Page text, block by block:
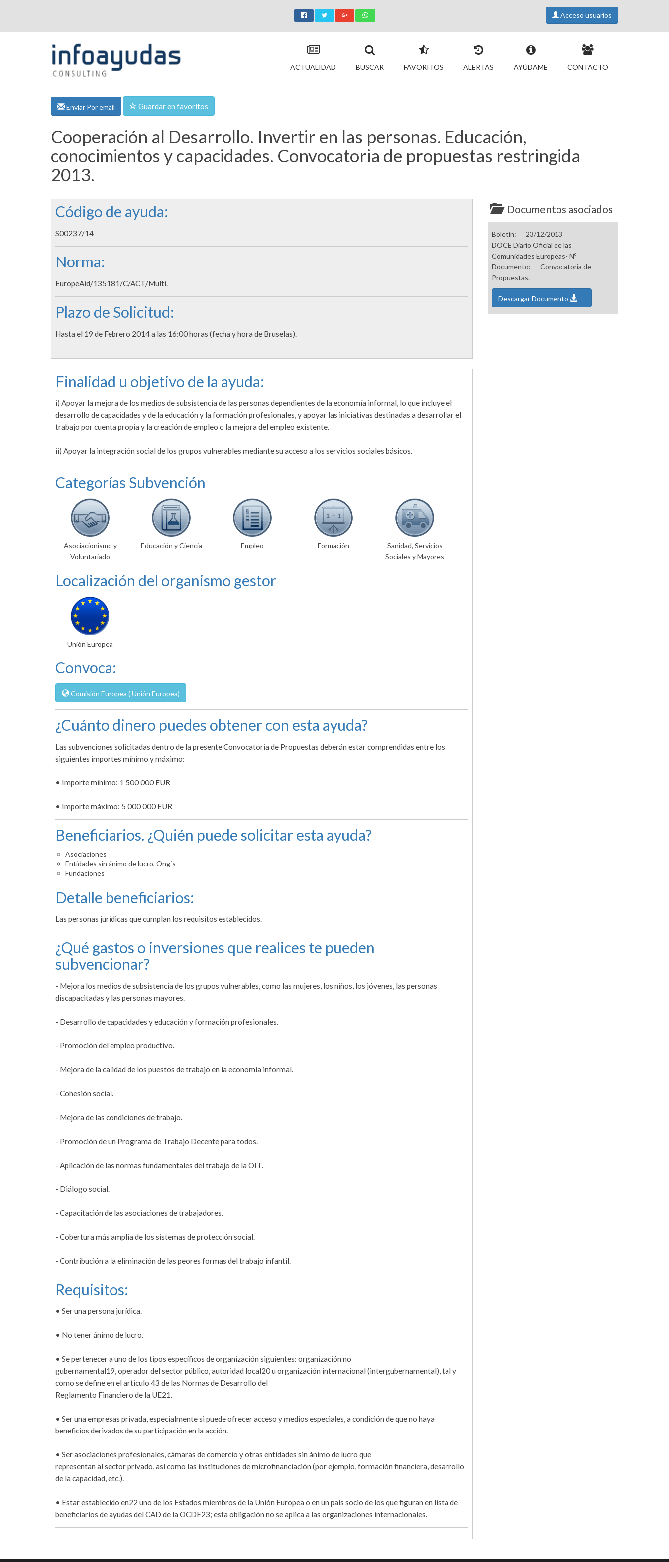
Acceso usuarios
ACTUALIDAD BUSCAR FAVORITOS ALERTAS AYÚDAME CONTACTO
Enviar Por email Guardar en favoritos
Cooperación al Desarrollo. Invertir en las personas. Educación,
conocimientos y capacidades. Convocatoria de propuestas restringida
2013.
Código de ayuda:
S00237/14
Norma:
EuropeAid/135181/C/ACT/Multi.
Plazo de Solicitud:
Hasta el 19 de Febrero 2014 a las 16:00 horas (fecha y hora de Bruselas).
Finalidad u objetivo de la ayuda:
i) Apoyar la mejora de los medios de subsistencia de las personas dependientes de la economía informal, lo que incluye el
desarrollo de capacidades y de la educación y la formación profesionales, y apoyar las iniciativas destinadas a desarrollar el
trabajo por cuenta propia y la creación de empleo o la mejora del empleo existente.
ii) Apoyar la integración social de los grupos vulnerables mediante su acceso a los servicios sociales básicos.
Categorías Subvención
Asociacionismo y
Voluntariado
Educación y Ciencia Empleo Formación
Sanidad, Servicios
Sociales y Mayores
Localización del organismo gestor
Unión Europea
Convoca:
Comisión Europea ( Unión Europea)
¿Cuánto dinero puedes obtener con esta ayuda?
Las subvenciones solicitadas dentro de la presente Convocatoria de Propuestas deberán estar comprendidas entre los
siguientes importes mínimo y máximo:
• Importe mínimo: 1 500 000 EUR
• Importe máximo: 5 000 000 EUR
Beneficiarios. ¿Quién puede solicitar esta ayuda?
Asociaciones
Entidades sin ánimo de lucro, Ong´s
Fundaciones
Detalle beneficiarios:
Las personas jurídicas que cumplan los requisitos establecidos.
¿Qué gastos o inversiones que realices te pueden
subvencionar?
- Mejora los medios de subsistencia de los grupos vulnerables, como las mujeres, los niños, los jóvenes, las personas
discapacitadas y las personas mayores.
- Desarrollo de capacidades y educación y formación profesionales.
- Promoción del empleo productivo.
- Mejora de la calidad de los puestos de trabajo en la economía informal.
- Cohesión social.
- Mejora de las condiciones de trabajo.
- Promoción de un Programa de Trabajo Decente para todos.
- Aplicación de las normas fundamentales del trabajo de la OIT.
- Diálogo social.
- Capacitación de las asociaciones de trabajadores.
- Cobertura más amplia de los sistemas de protección social.
- Contribución a la eliminación de las peores formas del trabajo infantil.
Requisitos:
• Ser una persona jurídica.
• No tener ánimo de lucro.
• Se pertenecer a uno de los tipos específicos de organización siguientes: organización no
gubernamental19, operador del sector público, autoridad local20 u organización internacional (intergubernamental), tal y
como se define en el articulo 43 de las Normas de Desarrollo del
Reglamento Financiero de la UE21.
• Ser una empresas privada, especialmente si puede ofrecer acceso y medios especiales, a condición de que no haya
beneficios derivados de su participación en la acción.
• Ser asociaciones profesionales, cámaras de comercio y otras entidades sin ánimo de lucro que
representan al sector privado, así como las instituciones de microfinanciación (por ejemplo, formación financiera, desarrollo
de la capacidad, etc.).
• Estar establecido en22 uno de los Estados miembros de la Unión Europea o en un país socio de los que figuran en lista de
beneficiarios de ayudas del CAD de la OCDE23; esta obligación no se aplica a las organizaciones internacionales.
Documentos asociados
Boletín:
23/12/2013
DOCE Diario Oficial de las
Comunidades Europeas- Nº
Documento:
Convocatoria de
Propuestas.
Descargar Documento